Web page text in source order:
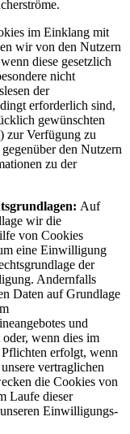
im Einklang mit
wir von den Nutzern
diese gesetzlich
nicht
der
erforderlich sind,
gewünschten
zur Verfügung zu
den Nutzern
zu der
Auf
wir die
von Cookies
eine Einwilligung
der
Andernfalls
Daten auf Grundlage
und
wenn dies im
erfolgt, wenn
vertraglichen
die Cookies von
Laufe dieser
Einwilligungs-